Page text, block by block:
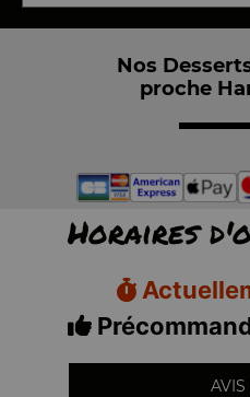
Nos
proche
Horaires
AVIS